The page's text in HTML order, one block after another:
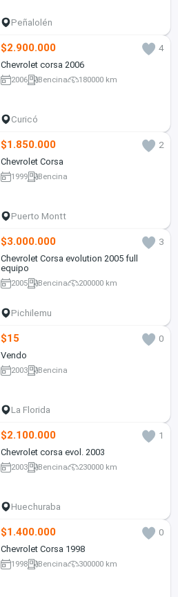
Peñalolén
$2.900.000
4
Chevrolet corsa 2006
2006 Bencina 180000 km
Curicó
$1.850.000
2
Chevrolet Corsa
1999 Bencina
Puerto Montt
$3.000.000
3
Chevrolet Corsa evolution 2005 full
equipo
2005 Bencina 200000 km
Pichilemu
$15
0
Vendo
2003 Bencina
La Florida
$2.100.000
1
Chevrolet corsa evol. 2003
2003 Bencina 230000 km
Huechuraba
$1.400.000
0
Chevrolet Corsa 1998
1998 Bencina 300000 km